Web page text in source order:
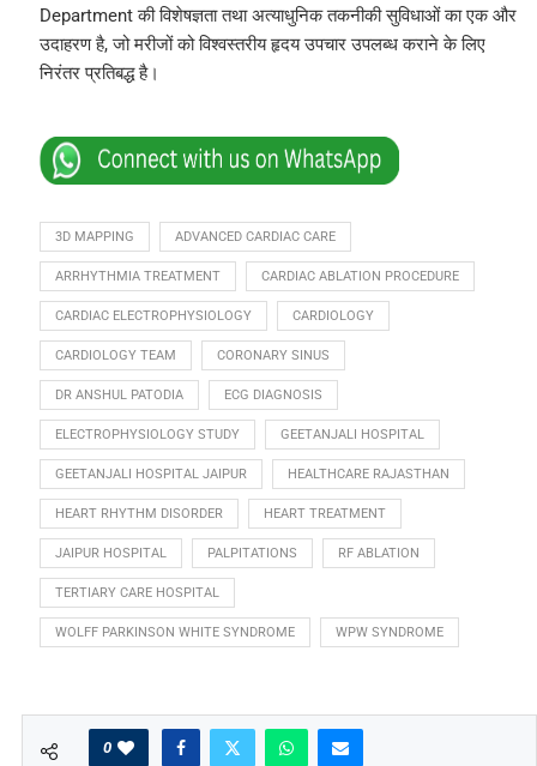
Department की विशेषज्ञता तथा अत्याधुनिक तकनीकी सुविधाओं का एक और
उदाहरण है, जो मरीजों को विश्वस्तरीय हृदय उपचार उपलब्ध कराने के लिए
निरंतर प्रतिबद्ध है।
3D MAPPING ADVANCED CARDIAC CARE
ARRHYTHMIA TREATMENT CARDIAC ABLATION PROCEDURE
CARDIAC ELECTROPHYSIOLOGY CARDIOLOGY
CARDIOLOGY TEAM CORONARY SINUS
DR ANSHUL PATODIA ECG DIAGNOSIS
ELECTROPHYSIOLOGY STUDY GEETANJALI HOSPITAL
GEETANJALI HOSPITAL JAIPUR HEALTHCARE RAJASTHAN
HEART RHYTHM DISORDER HEART TREATMENT
JAIPUR HOSPITAL PALPITATIONS RF ABLATION
TERTIARY CARE HOSPITAL
WOLFF PARKINSON WHITE SYNDROME WPW SYNDROME
0